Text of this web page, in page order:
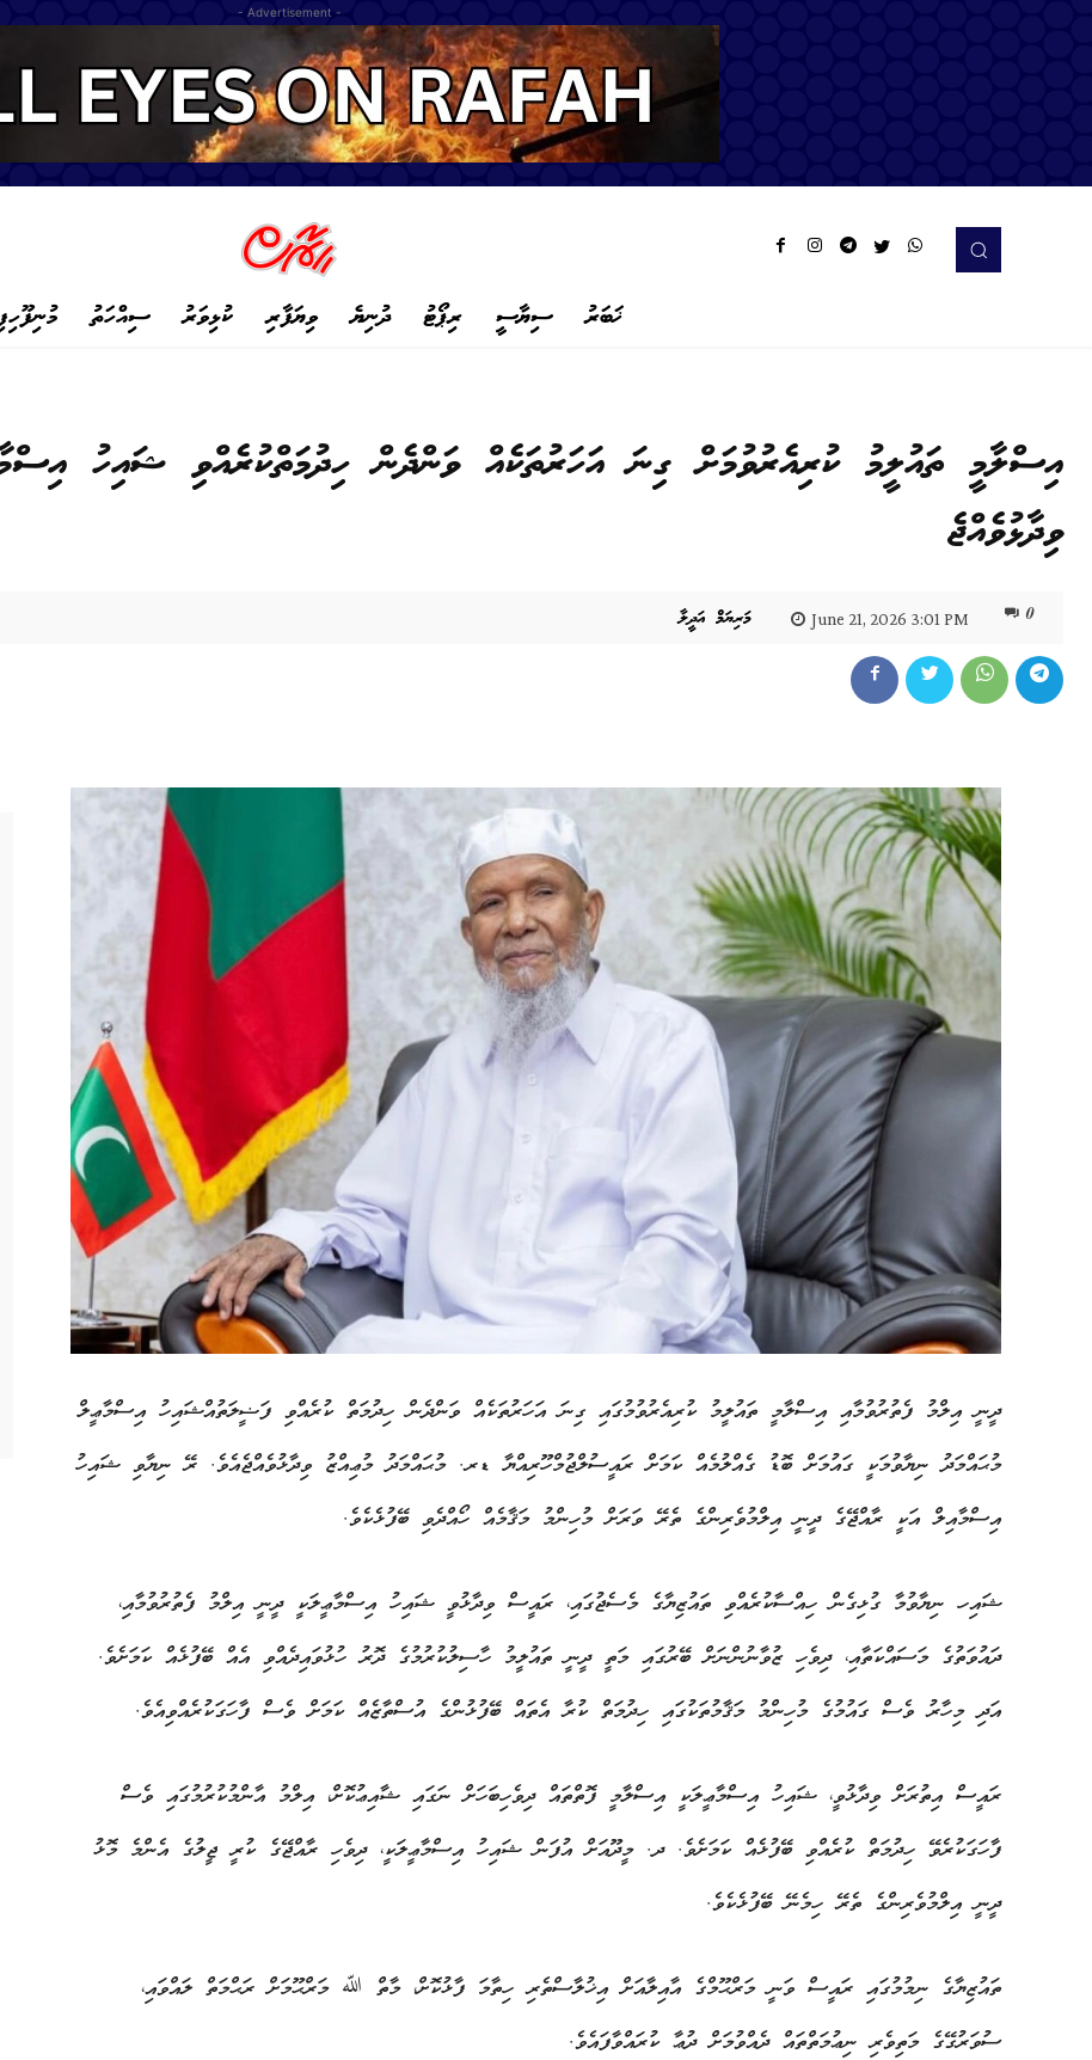
- Advertisement -
ސިއްހަތު ކުޅިވަރު ވިޔަފާރި ދުނިޔެ ރިޕޯޓު ސިޔާސީ ޚަބަރު
އިސްލާމީ ތައުލީމު ކުރިއެރުވުމަށް ގިނަ އަހަރުތަކެއް ވަންދެން ހިދުމަތްކުރެއްވި ޝައިހު
ވިދާޅުވެއްޖެ
މަރިޔަމް އަދީލާ June 21, 2026 3:01 PM 0
ދީނީ އިލްމު ފެތުރުވުމާއި އިސްލާމީ ތައުލީމު ކުރިއެރުވުމުގައި ގިނަ އަހަރުތަކެއް ވަންދެން ހިދުމަތް ކުރެއްވި ފަޟީލަތުއްޝައިހު އިސްމާޢީލް
މުޙައްމަދު ނިޔާވުމަކީ ގައުމަށް ބޮޑު ގެއްލުމެއް ކަމަށް ރައީސުލްޖުމްހޫރިއްޔާ ޑރ. މުޙައްމަދު މުޢިއްޒު ވިދާޅުވެއްޖެއެވެ. ރޭ ނިޔާވި ޝައިހު
އިސްމާއިލް އަކީ ރާއްޖޭގެ ދީނީ އިލްމުވެރިންގެ ތެރޭ ވަރަށް މުހިންމު މަޤާމެއް ހޯއްދެވި ބޭފުޅެކެވެ.
ޝައިހ ނިޔާވުމާ ގުޅިގެން ހިއްސާކުރެއްވި ތައުޒިޔާގެ މެސެޖުގައި، ރައީސް ވިދާޅުވީ ޝައިހު އިސްމާޢީލަކީ ދީނީ އިލްމު ފެތުރުވުމާއި،
ދައުވަތުގެ މަސައްކަތާއި، ދިވެހި ޒުވާނުންނަށް ބޭރުގައި މަތީ ދީނީ ތައުލީމު ހާސިލުކުރުމުގެ ދޮރު ހުޅުވައިދެއްވި އެއް ބޭފުޅެއް ކަމަށެވެ.
އަދި މިހާރު ވެސް ގައުމުގެ މުހިންމު މަޤާމުތަކުގައި ހިދުމަތް ކުރާ އެތައް ބޭފުޅުންގެ އުސްތާޒެއް ކަމަށް ވެސް ފާހަގަކުރެއްވިއެވެ.
ރައީސް އިތުރަށް ވިދާޅުވީ، ޝައިހު އިސްމާޢީލަކީ އިސްލާމީ ފޮތްތައް ދިވެހިބަހަށް ނަގައި ޝާއިޢުކޮށް، އިލްމު އާންމުކުރުމުގައި ވެސް
ފާހަގަކުރެވޭ ހިދުމަތް ކުރެއްވި ބޭފުޅެއް ކަމަށެވެ. ދ. މީދޫއަށް އުފަން ޝައިހު އިސްމާޢީލަކީ، ދިވެހި ރާއްޖޭގެ ކުރީ ޖީލުގެ އެންމެ މޮޅު
ދީނީ އިލްމުވެރިންގެ ތެރޭ ހިމެނޭ ބޭފުޅެކެވެ.
ތައުޒިޔާގެ ނިމުމުގައި ރައީސް ވަނީ މަރްޙޫމްގެ އާއިލާއަށް އިޚުލާސްތެރި ހިތާމަ ފާޅުކޮށް، މާތް ﷲ މަރްޙޫމަށް ރަޙްމަތް ލައްވައި،
ސުވަރުގޭގެ މަތިވެރި ނިޢުމަތްތައް ދެއްވުމަށް ދުޢާ ކުރައްވާފައެވެ.